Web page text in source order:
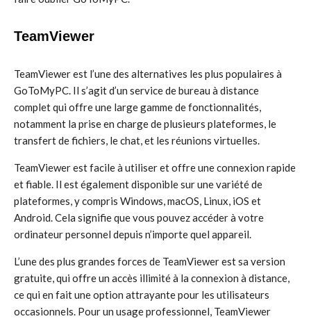
TeamViewer
TeamViewer est l’une des alternatives les plus populaires à
GoToMyPC. Il s’agit d’un service de bureau à distance
complet qui offre une large gamme de fonctionnalités,
notamment la prise en charge de plusieurs plateformes, le
transfert de fichiers, le chat, et les réunions virtuelles.
TeamViewer est facile à utiliser et offre une connexion rapide
et fiable. Il est également disponible sur une variété de
plateformes, y compris Windows, macOS, Linux, iOS et
Android. Cela signifie que vous pouvez accéder à votre
ordinateur personnel depuis n’importe quel appareil.
L’une des plus grandes forces de TeamViewer est sa version
gratuite, qui offre un accès illimité à la connexion à distance,
ce qui en fait une option attrayante pour les utilisateurs
occasionnels. Pour un usage professionnel, TeamViewer